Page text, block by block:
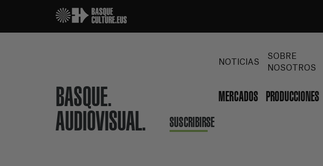
BASQUE.
AUDIOVISUAL.
SUSCRIBIRSE
NOTICIAS
SOBRE
NOSOTROS
MERCADOS PRODUCCIONES